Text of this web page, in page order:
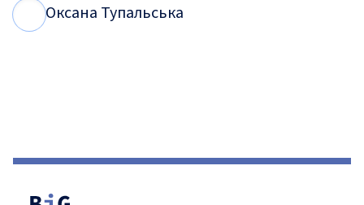
Оксана Тупальська